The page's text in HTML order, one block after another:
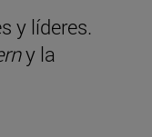
y líderes.
y la